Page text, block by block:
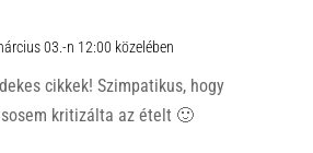
03.-n 12:00 közelében
cikkek! Szimpatikus, hogy
kritizálta az ételt 🙂